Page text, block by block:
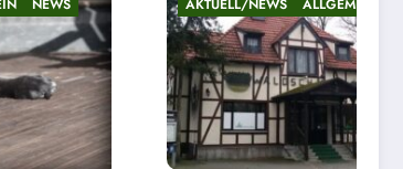
AKTUELL/NEWS ALLGEMEIN NEWS